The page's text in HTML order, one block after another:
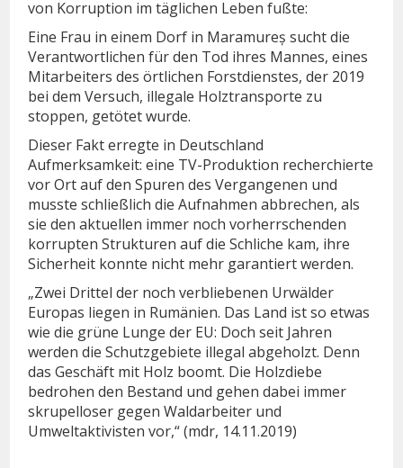
von Korruption im täglichen Leben fußte:
Eine Frau in einem Dorf in Maramureș sucht die
Verantwortlichen für den Tod ihres Mannes, eines
Mitarbeiters des örtlichen Forstdienstes, der 2019
bei dem Versuch, illegale Holztransporte zu
stoppen, getötet wurde.
Dieser Fakt erregte in Deutschland
Aufmerksamkeit: eine TV-Produktion recherchierte
vor Ort auf den Spuren des Vergangenen und
musste schließlich die Aufnahmen abbrechen, als
sie den aktuellen immer noch vorherrschenden
korrupten Strukturen auf die Schliche kam, ihre
Sicherheit konnte nicht mehr garantiert werden.
„Zwei Drittel der noch verbliebenen Urwälder
Europas liegen in Rumänien. Das Land ist so etwas
wie die grüne Lunge der EU: Doch seit Jahren
werden die Schutzgebiete illegal abgeholzt. Denn
das Geschäft mit Holz boomt. Die Holzdiebe
bedrohen den Bestand und gehen dabei immer
skrupelloser gegen Waldarbeiter und
Umweltaktivisten vor,“ (mdr, 14.11.2019)